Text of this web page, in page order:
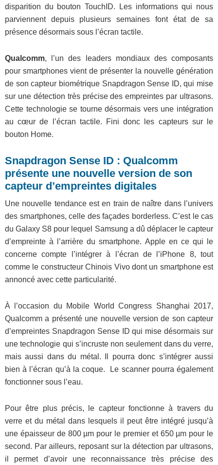
disparition du bouton TouchID. Les informations qui nous
parviennent depuis plusieurs semaines font état de sa
présence désormais sous l’écran tactile.
Qualcomm, l’un des leaders mondiaux des composants
pour smartphones vient de présenter la nouvelle génération
de son capteur biométrique Snapdragon Sense ID, qui mise
sur une détection très précise des empreintes par ultrasons.
Cette technologie se tourne désormais vers une intégration
au cœur de l’écran tactile. Fini donc les capteurs sur le
bouton Home.
Snapdragon Sense ID : Qualcomm
présente une nouvelle version de son
capteur d’empreintes digitales
Une nouvelle tendance est en train de naître dans l’univers
des smartphones, celle des façades borderless. C’est le cas
du Galaxy S8 pour lequel Samsung a dû déplacer le capteur
d’empreinte à l’arrière du smartphone. Apple en ce qui le
concerne compte l’intégrer à l’écran de l’iPhone 8, tout
comme le constructeur Chinois Vivo dont un smartphone est
annoncé avec cette particularité.
À l’occasion du Mobile World Congress Shanghai 2017,
Qualcomm a présenté une nouvelle version de son capteur
d’empreintes Snapdragon Sense ID qui mise désormais sur
une technologie qui s’incruste non seulement dans du verre,
mais aussi dans du métal. Il pourra donc s’intégrer aussi
bien à l’écran qu’à la coque. Le scanner pourra également
fonctionner sous l’eau.
Pour être plus précis, le capteur fonctionne à travers du
verre et du métal dans lesquels il peut être intégré jusqu’à
une épaisseur de 800 µm pour le premier et 650 µm pour le
second. Par ailleurs, reposant sur la détection par ultrasons,
il permet d’avoir une reconnaissance très précise des